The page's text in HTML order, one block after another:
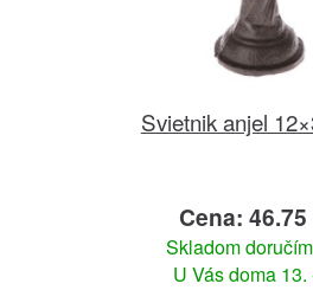
Svietnik anjel
Cena: 46.75
Skladom
U Vás doma 13.